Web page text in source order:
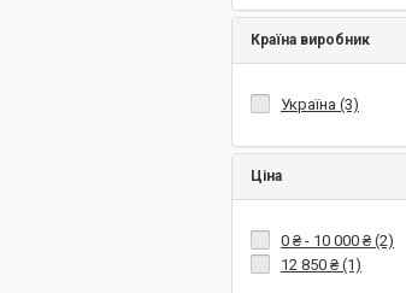
Країна виробник
Україна (3)
Ціна
0 ₴- 10 000 ₴(2)
12 850 ₴(1)